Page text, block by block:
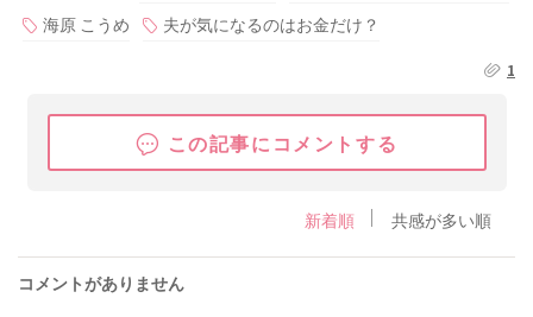
海原 こうめ
夫が気になるのはお金だけ？
1
この記事にコメントする
新着順 共感が多い順
コメントがありません